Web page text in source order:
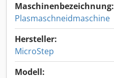
Maschinenbezeichnung:
Plasmaschneidmaschine
Hersteller:
MicroStep
Modell: